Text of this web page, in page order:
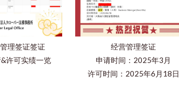
理签证签证
许可实绩一览
经营管理签证
申请时间：2025年3月
许可时间：2025年6月18日